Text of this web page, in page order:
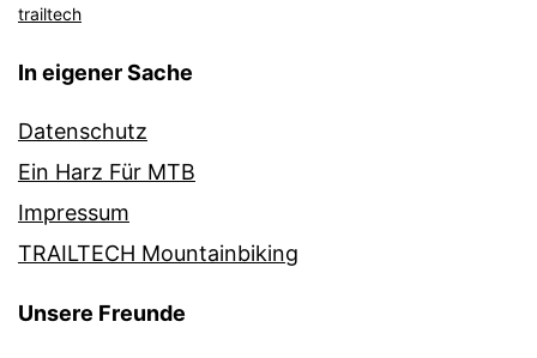
trailtech
In eigener Sache
Datenschutz
Ein Harz Für MTB
Impressum
TRAILTECH Mountainbiking
Unsere Freunde